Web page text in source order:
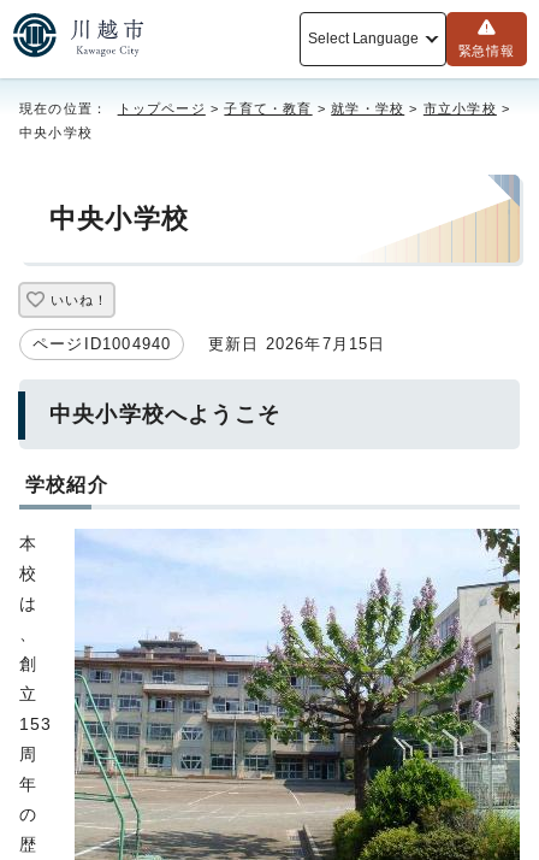
Select Language
緊急情報
現在の位置： トップページ >子育て・教育 >就学・学校 > 市立小学校 >
中央小学校
中央小学校
いいね！
ページID1004940 更新日 2026年7月15日
中央小学校へようこそ
学校紹介
本
校
は
創
立
153
周
年
の
歴